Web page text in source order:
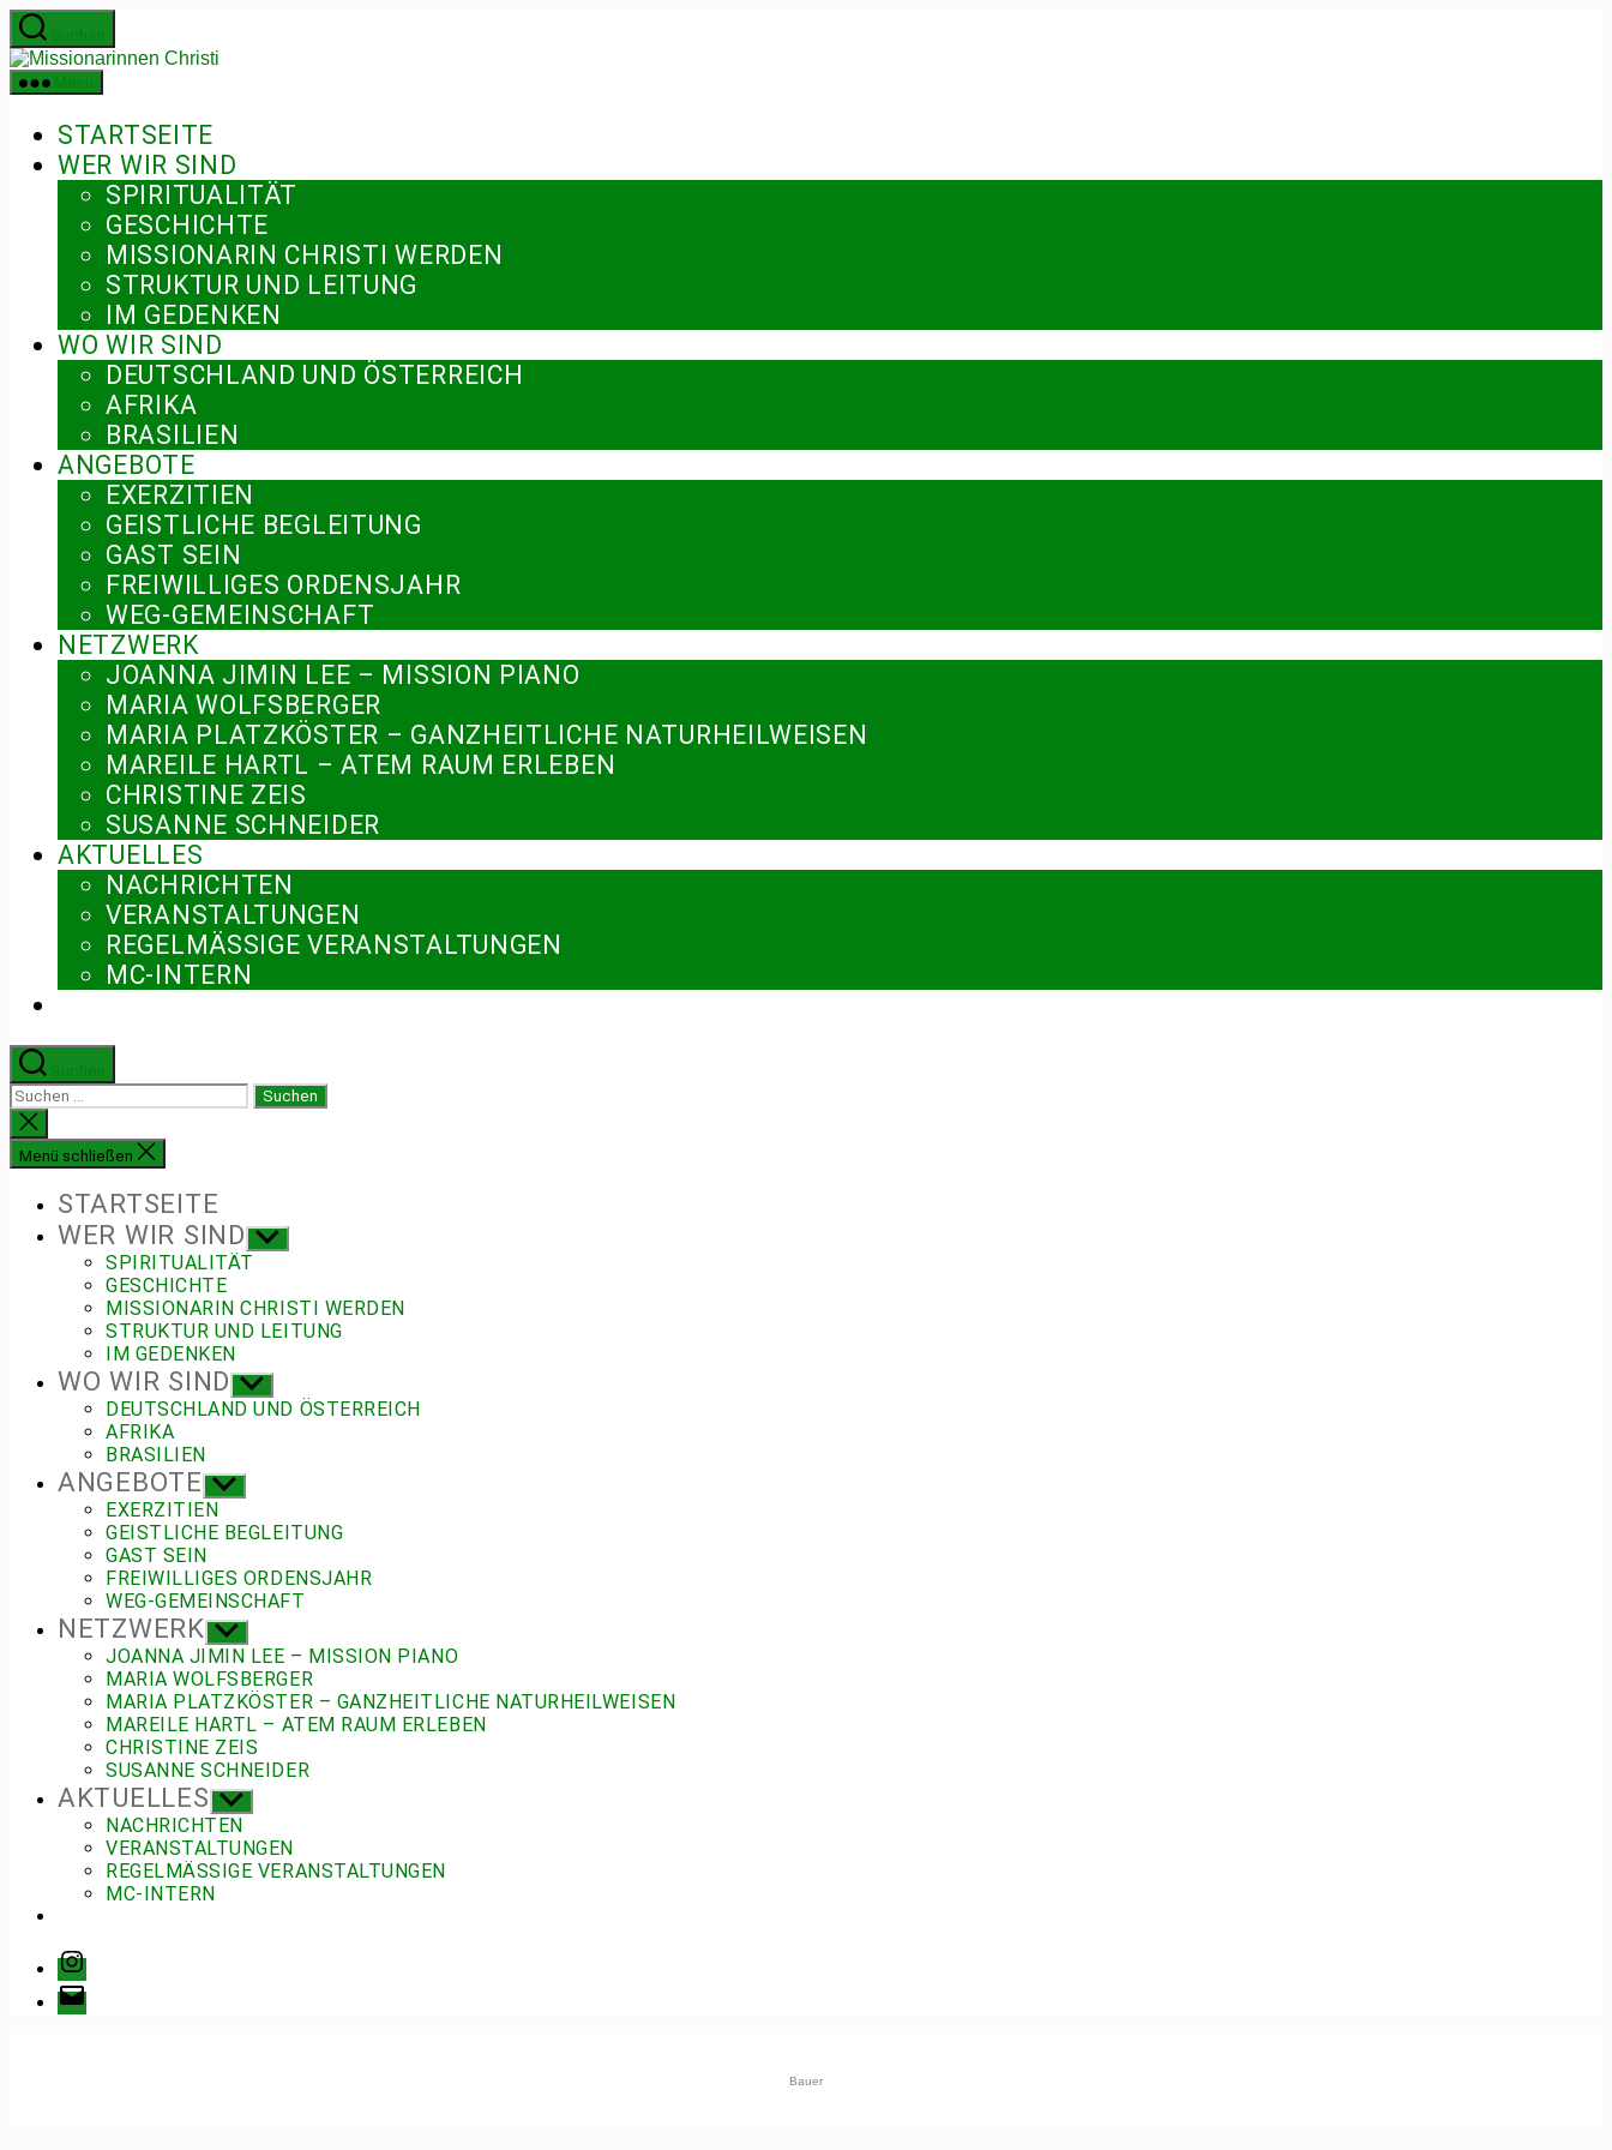
Zum
Inhalt
springen
STARTSEITE
WER WIR SIND
SPIRITUALITÄT
GESCHICHTE
MISSIONARIN CHRISTI WERDEN
STRUKTUR UND LEITUNG
IM GEDENKEN
WO WIR SIND
DEUTSCHLAND UND ÖSTERREICH
AFRIKA
BRASILIEN
ANGEBOTE
EXERZITIEN
GEISTLICHE BEGLEITUNG
GAST SEIN
FREIWILLIGES ORDENSJAHR
WEG-GEMEINSCHAFT
NETZWERK
JOANNA JIMIN LEE – MISSION PIANO
MARIA WOLFSBERGER
MARIA PLATZKÖSTER – GANZHEITLICHE NATURHEILWEISEN
MAREILE HARTL – ATEM RAUM ERLEBEN
CHRISTINE ZEIS
SUSANNE SCHNEIDER
AKTUELLES
NACHRICHTEN
VERANSTALTUNGEN
REGELMÄSSIGE VERANSTALTUNGEN
MC-INTERN
Suchen
nach:
Suche
schließen
Menü schließen
STARTSEITE
WER WIR SIND
Untermenü
anzeigen
SPIRITUALITÄT
GESCHICHTE
MISSIONARIN CHRISTI WERDEN
STRUKTUR UND LEITUNG
IM GEDENKEN
WO WIR SIND Untermenü
anzeigen
DEUTSCHLAND UND ÖSTERREICH
AFRIKA
BRASILIEN
ANGEBOTE
Untermenü
anzeigen
EXERZITIEN
GEISTLICHE BEGLEITUNG
GAST SEIN
FREIWILLIGES ORDENSJAHR
WEG-GEMEINSCHAFT
NETZWERK Untermenü
anzeigen
JOANNA JIMIN LEE – MISSION PIANO
MARIA WOLFSBERGER
MARIA PLATZKÖSTER – GANZHEITLICHE NATURHEILWEISEN
MAREILE HARTL – ATEM RAUM ERLEBEN
CHRISTINE ZEIS
SUSANNE SCHNEIDER
AKTUELLES
Untermenü
anzeigen
NACHRICHTEN
VERANSTALTUNGEN
REGELMÄSSIGE VERANSTALTUNGEN
MC-INTERN
Instagram
E-
Mail
Bauer